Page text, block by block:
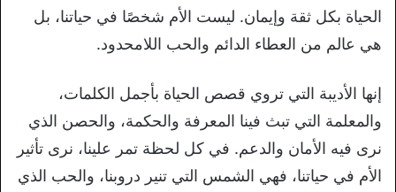
الحياة بكل ثقة وإيمان. ليست الأم شخصًا في حياتنا، بل
هي عالم من العطاء الدائم والحب اللامحدود.
إنها الأديبة التي تروي قصص الحياة بأجمل الكلمات،
والمعلمة التي تبث فينا المعرفة والحكمة، والحصن الذي
نرى فيه الأمان والدعم. في كل لحظة تمر علينا، نرى تأثير
الأم في حياتنا، فهي الشمس التي تنير دروبنا، والحب الذي